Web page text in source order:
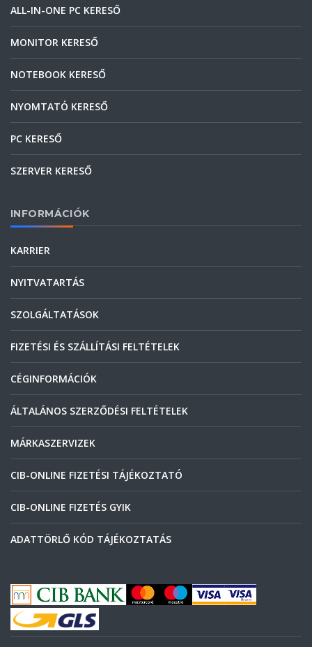
ALL-IN-ONE PC KERESŐ
MONITOR KERESŐ
NOTEBOOK KERESŐ
NYOMTATÓ KERESŐ
PC KERESŐ
SZERVER KERESŐ
INFORMÁCIÓK
KARRIER
NYITVATARTÁS
SZOLGÁLTATÁSOK
FIZETÉSI ÉS SZÁLLÍTÁSI FELTÉTELEK
CÉGINFORMÁCIÓK
ÁLTALÁNOS SZERZŐDÉSI FELTÉTELEK
MÁRKASZERVIZEK
CIB-ONLINE FIZETÉSI TÁJÉKOZTATÓ
CIB-ONLINE FIZETÉS GYIK
ADATTÖRLŐ KÓD TÁJÉKOZTATÁS